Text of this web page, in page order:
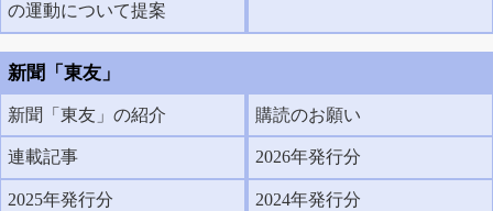
の運動について提案
新聞「東友」
新聞「東友」の紹介 購読のお願い
連載記事 2026年発行分
2025年発行分 2024年発行分